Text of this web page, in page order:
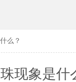
么？
现象是什